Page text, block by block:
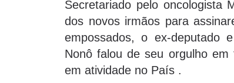
Secretariado pelo oncologista
dos novos irmãos para
empossados, o ex-deputado
Nonô falou de seu orgulho
em atividade no País .